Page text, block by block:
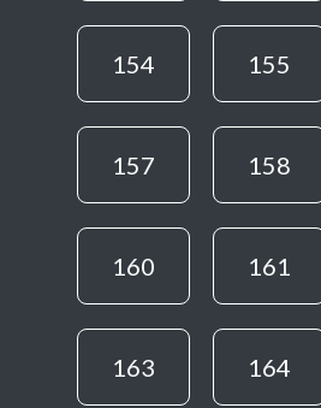
154 155
157 158
160 161
163 164